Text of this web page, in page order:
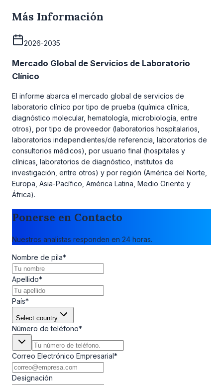
Más Información
2026-2035
Mercado Global de Servicios de Laboratorio
Clínico
El informe abarca el mercado global de servicios de
laboratorio clínico por tipo de prueba (química clínica,
diagnóstico molecular, hematología, microbiología, entre
otros), por tipo de proveedor (laboratorios hospitalarios,
laboratorios independientes/de referencia, laboratorios de
consultorios médicos), por usuario final (hospitales y
clínicas, laboratorios de diagnóstico, institutos de
investigación, entre otros) y por región (América del Norte,
Europa, Asia-Pacífico, América Latina, Medio Oriente y
África).
Ponerse en Contacto
Nuestros analistas responden en 24 horas.
Nombre de pila*
Apellido*
País*
Select country
Número de teléfono*
Correo Electrónico Empresarial*
Designación